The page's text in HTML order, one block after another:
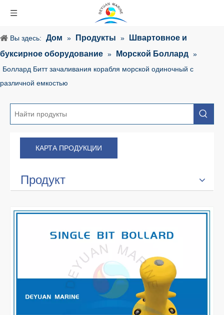
Вы здесь: Дом » Продукты »
Швартовное и
буксирное оборудование » Морской Боллард »
Боллард Битт зачаливания корабля морской одиночный с
различной емкостью
КАРТА ПРОДУКЦИИ
Продукт